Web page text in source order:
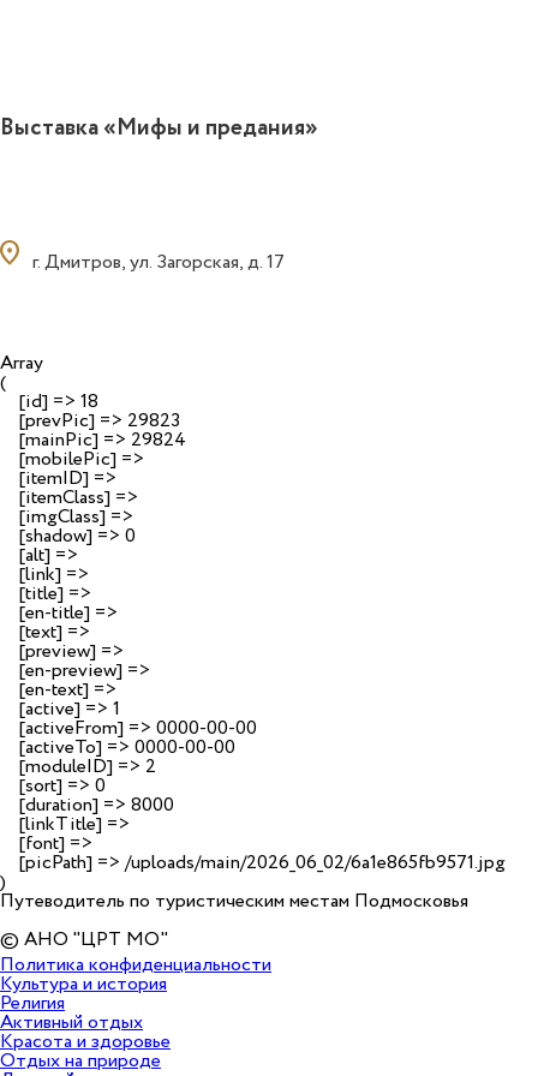
Выставка «Мифы и предания»
г. Дмитров, ул. Загорская, д. 17
Array
(
    [id] => 18
    [prevPic] => 29823
    [mainPic] => 29824
    [mobilePic] =>
    [itemID] =>
    [itemClass] =>
    [imgClass] =>
    [shadow] => 0
    [alt] =>
    [link] =>
    [title] =>
    [en-title] =>
    [text] =>
    [preview] =>
    [en-preview] =>
    [en-text] =>
    [active] => 1
    [activeFrom] => 0000-00-00
    [activeTo] => 0000-00-00
    [moduleID] => 2
    [sort] => 0
    [duration] => 8000
    [linkTitle] =>
    [font] =>
    [picPath] => /uploads/main/2026_06_02/6a1e865fb9571.jpg
Путеводитель по туристическим местам Подмосковья
© АНО "ЦРТ МО"
Политика конфиденциальности
Культура и история
Религия
Активный отдых
Красота и здоровье
Отдых на природе